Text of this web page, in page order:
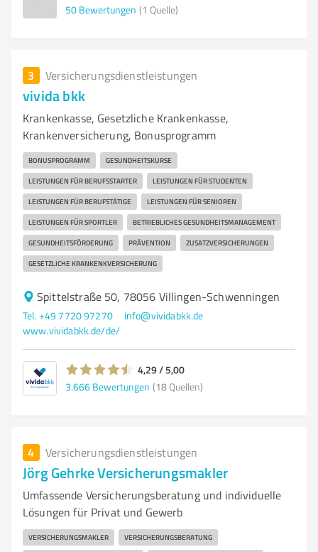
50 Bewertungen (1 Quelle)
3 Versicherungsdienstleistungen
vivida bkk
Krankenkasse, Gesetzliche Krankenkasse,
Krankenversicherung, Bonusprogramm
BONUSPROGRAMM GESUNDHEITSKURSE
LEISTUNGEN FÜR BERUFSSTARTER LEISTUNGEN FÜR STUDENTEN
LEISTUNGEN FÜR BERUFSTÄTIGE LEISTUNGEN FÜR SENIOREN
LEISTUNGEN FÜR SPORTLER BETRIEBLICHES GESUNDHEITSMANAGEMENT
GESUNDHEITSFÖRDERUNG PRÄVENTION ZUSATZVERSICHERUNGEN
GESETZLICHE KRANKENKVERSICHERUNG
Spittelstraße 50, 78056 Villingen-Schwenningen
Tel. +49 7720 97270
info@vividabkk.de
www.vividabkk.de/de/
4,29 / 5,00
3.666 Bewertungen (18 Quellen)
4 Versicherungsdienstleistungen
Jörg Gehrke Versicherungsmakler
Umfassende Versicherungsberatung und individuelle
Lösungen für Privat und Gewerb
VERSICHERUNGSMAKLER VERSICHERUNGSBERATUNG